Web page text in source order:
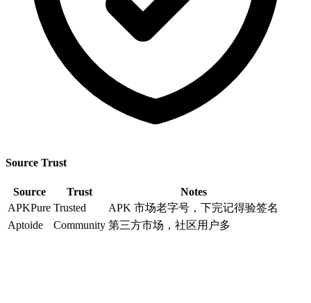
Source Trust
Source Trust
Notes
APKPure Trusted
APK 市场老字号，下完记得验签名
Aptoide
Community 第三方市场，社区用户多